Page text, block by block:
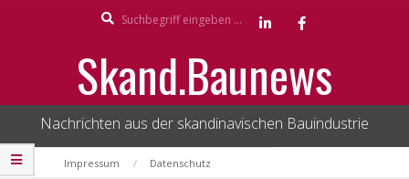
Skand.Baunews
Nachrichten aus der skandinavischen Bauindustrie
Secondary
Impressum Datenschutz